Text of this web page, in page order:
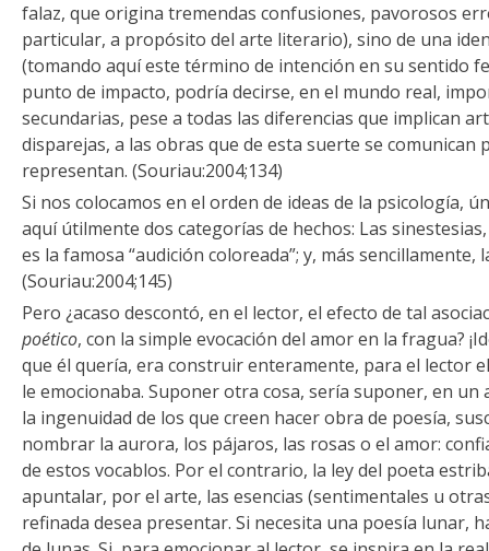
falaz, que origina tremendas confusiones, pavorosos
particular, a propósito del arte literario), sino de una
(tomando aquí este término de intención en su sentido
punto de impacto, podría decirse, en el mundo real,
secundarias, pese a todas las diferencias que implican
disparejas, a las obras que de esta suerte se comunican
representan. (Souriau:2004;134)
Si nos colocamos en el orden de ideas de la psicología,
aquí útilmente dos categorías de hechos: Las
es la famosa “audición coloreada”; y, más sencillamente,
(Souriau:2004;145)
Pero ¿acaso descontó, en el lector, el efecto de tal
poético, con la simple evocación del amor en la fragua?
que él quería, era construir enteramente, para el lector
le emocionaba. Suponer otra cosa, sería suponer, en
la ingenuidad de los que creen hacer obra de poesía,
nombrar la aurora, los pájaros, las rosas o el amor:
de estos vocablos. Por el contrario, la ley del poeta
apuntalar, por el arte, las esencias (sentimentales u
refinada desea presentar. Si necesita una poesía lunar,